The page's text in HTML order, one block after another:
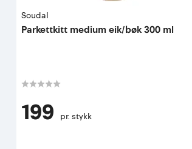
Soudal
Parkettkitt medium eik/bøk 300 ml
199 pr. stykk